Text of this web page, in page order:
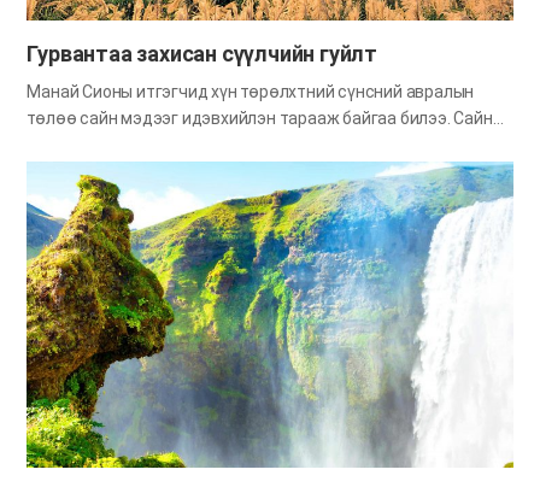
Гурвантаа захисан сүүлчийн гуйлт
Манай Сионы итгэгчид хүн төрөлхтний сүнсний авралын
төлөө сайн мэдээг идэвхийлэн тарааж байгаа билээ. Сайн
харьцуулшгүй их ерөөл болон шагналыг Бурхан бэлтгэн
суугаа. Доор өгүүлэх түүх бол Америкт болсон явдал юм.
Нэгэн оюутан зам зуур явж байхдаа ам нь цангаж, тариачин
айлын хаалгыг тогшиж гэнэ. Тэгээд хаалга нээсэн охиноос
ганц аяга ус өгөөч гэж гуйжээ. Охин энэ танихгүй хүнд том
аягаар сүү хийн өгч, сэтгэл гарган дайлж гэнэ. Цаг хугацаа
улиран өнгөрч, охин өсөж торнив. Нэг өдөр охин хүндээр
өвчлөн мэс засал хийлгэх шаардлага гарчээ.
Эмэгтэйчүүдийн тасгийн гойд чадварлаг мэс заслын эмч
гэдгээрээ охины мэс заслыг гардан хийх эмч нь урьд түүний
гэртээ оруулан дайлж байсан нөгөө оюутан байж таарчээ.
Хагалгаа…